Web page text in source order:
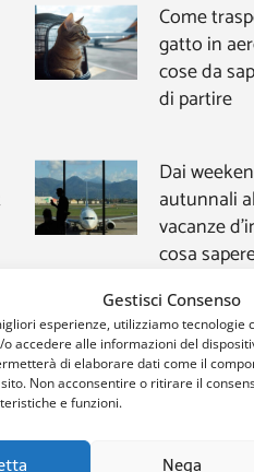
Gestisci Consenso
esperienze, utilizziamo tecnologie
accedere alle informazioni del
di elaborare dati come il
Non acconsentire o ritirare il
e funzioni.
Nega
Come
gatto in
cose da
di partire
Dai
autunnali
vacanze
cosa
al Serio